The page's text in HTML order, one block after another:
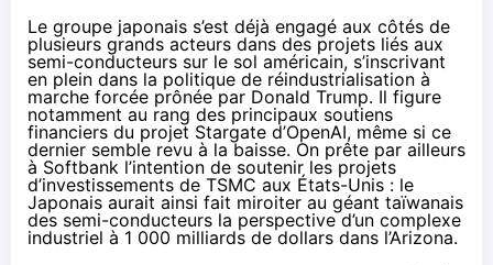
Le groupe japonais s’est déjà engagé aux côtés de
plusieurs grands acteurs dans des projets liés aux
semi-conducteurs sur le sol américain, s’inscrivant
en plein dans la politique de réindustrialisation à
marche forcée prônée par Donald Trump. Il figure
notamment au rang des principaux soutiens
financiers du projet Stargate d’OpenAI, même si ce
dernier semble revu à la baisse. On prête par ailleurs
à Softbank l’intention de soutenir les projets
d’investissements de TSMC aux États-Unis : le
Japonais aurait ainsi fait miroiter au géant taïwanais
des semi-conducteurs la perspective d’un complexe
industriel à 1 000 milliards de dollars dans l’Arizona.